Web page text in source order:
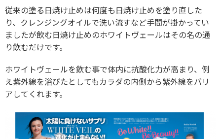
従来の塗る日焼け止めは何度も日焼け止めを塗り直した
り、クレンジングオイルで洗い流すなど手間が掛かってい
ましたが飲む日焼け止めのホワイトヴェールはその名の通
り飲むだけです。
ホワイトヴェールを飲む事で体内に抗酸化力が高まり、例
え紫外線を浴びたとしてもカラダの内側から紫外線をバリ
アしてくれます。